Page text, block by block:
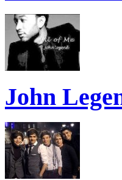
John